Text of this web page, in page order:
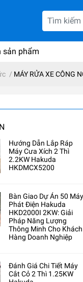
sản phẩm
/ MÁY RỬA XE CÔNG
Hướng Dẫn Lắp Ráp
Máy Cưa Xích 2 Thì
2.2KW Hakuda
HKDMCX5200
Bàn Giao Dự Án 50 Máy
Phát Điện Hakuda
HKD2000I 2KW: Giải
Pháp Năng Lượng
Thông Minh Cho Khách
Hàng Doanh Nghiệp
Đánh Giá Chi Tiết Máy
Cắt Cỏ 2 Thì 1.25KW